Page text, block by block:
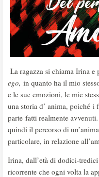
La ragazza si chiama Irina e
ego, in quanto ha il mio
e le sue emozioni, le mie
una storia d’ anima, poiché
parte fatti realmente
quindi il percorso di
particolare, in relazione
Irina, dall’età di dodici-
ricorrente che ogni volta la